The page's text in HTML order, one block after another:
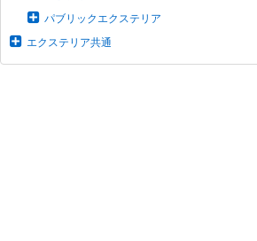
パブリックエクステリア
エクステリア共通